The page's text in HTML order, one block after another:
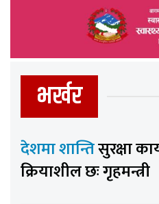
भर्खर
देशमा शान्तिसुरक्षा
क्रियाशील छः गृहमन्त्री